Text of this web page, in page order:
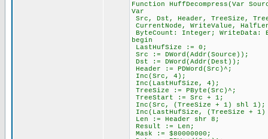
Function HuffDecompress(Var
Var
Src, Dst, Header, TreeSize,
CurrentNode, WriteValue,
ByteCount: Integer; WriteData:
begin
LastHufSize := 0;
Src := DWord(Addr(Source));
Dst := DWord(Addr(Dest));
Header := PDWord(Src)^;
Inc(Src, 4);
Inc(LastHufSize, 4);
TreeSize := PByte(Src)^;
TreeStart := Src + 1;
Inc(Src, (TreeSize + 1) shl 1);
Inc(LastHufSize, (TreeSize +
Len := Header shr 8;
Result := Len;
Mask := $80000000;